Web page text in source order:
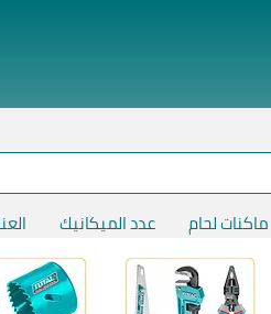
ماكنات لحام عدد الميكانيك